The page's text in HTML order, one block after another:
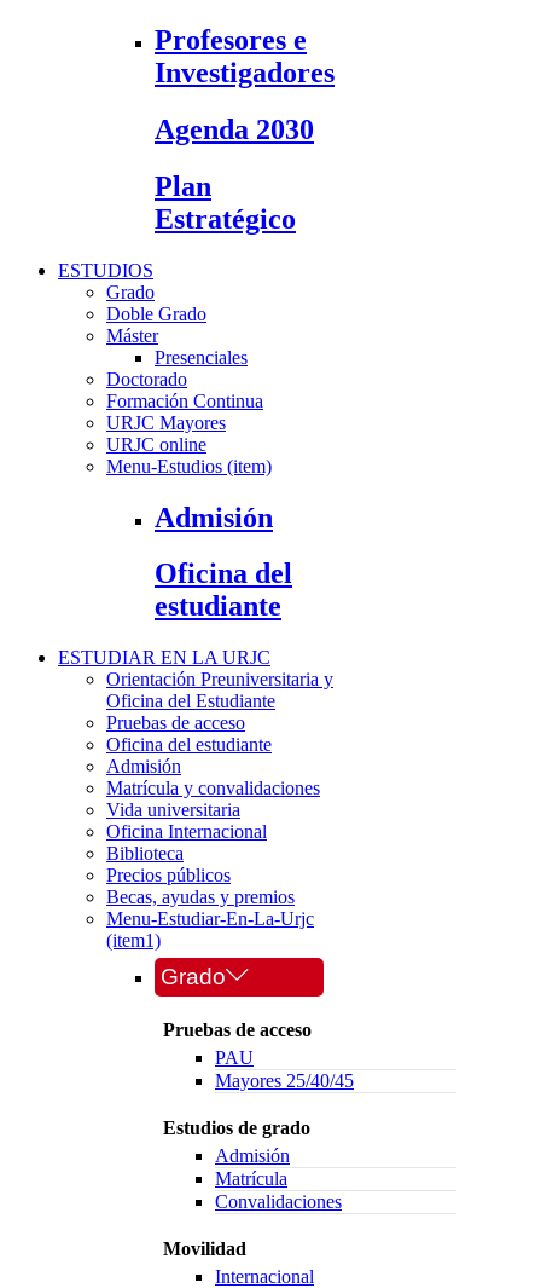
Profesores e
Investigadores
Agenda 2030
Plan
Estratégico
ESTUDIOS
Grado
Doble Grado
Máster
Presenciales
Doctorado
Formación Continua
URJC Mayores
URJC online
Menu-Estudios (item)
Admisión
Oficina del
estudiante
ESTUDIAR EN LA URJC
Orientación Preuniversitaria y
Oficina del Estudiante
Pruebas de acceso
Oficina del estudiante
Admisión
Matrícula y convalidaciones
Vida universitaria
Oficina Internacional
Biblioteca
Precios públicos
Becas, ayudas y premios
Menu-Estudiar-En-La-Urjc
(item1)
Grado
Pruebas de acceso
PAU
Mayores 25/40/45
Estudios de grado
Admisión
Matrícula
Convalidaciones
Movilidad
Internacional